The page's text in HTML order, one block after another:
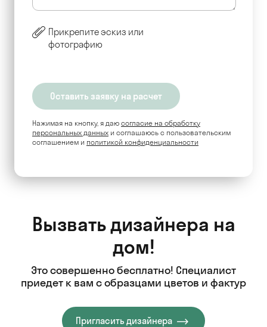
Прикрепите эскиз или
фотографию
Нажимая на кнопку, я даю согласие на обработку
персональных данных и соглашаюсь c пользовательским
соглашением и политикой конфиденциальности
Вызвать дизайнера на
дом!
Это совершенно бесплатно! Специалист
приедет к вам с образцами цветов и фактур
Пригласить дизайнера